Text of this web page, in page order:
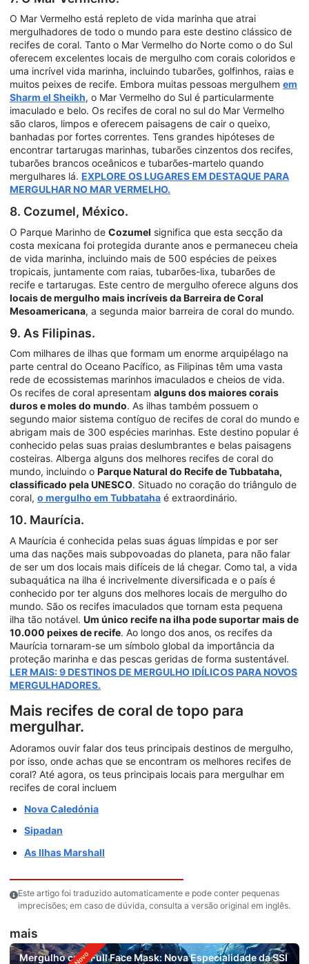
O Mar Vermelho está repleto de vida marinha que atrai
mergulhadores de todo o mundo para este destino clássico de
recifes de coral. Tanto o Mar Vermelho do Norte como o do Sul
oferecem excelentes locais de mergulho com corais coloridos e
uma incrível vida marinha, incluindo tubarões, golfinhos, raias e
muitos peixes de recife. Embora muitas pessoas mergulhem em
Sharm el Sheikh, o Mar Vermelho do Sul é particularmente
imaculado e belo. Os recifes de coral no sul do Mar Vermelho
são claros, limpos e oferecem paisagens de cair o queixo,
banhadas por fortes correntes. Tens grandes hipóteses de
encontrar tartarugas marinhas, tubarões cinzentos dos recifes,
tubarões brancos oceânicos e tubarões-martelo quando
mergulhares lá. EXPLORE OS LUGARES EM DESTAQUE PARA
MERGULHAR NO MAR VERMELHO.
8. Cozumel, México.
O Parque Marinho de Cozumel significa que esta secção da
costa mexicana foi protegida durante anos e permaneceu cheia
de vida marinha, incluindo mais de 500 espécies de peixes
tropicais, juntamente com raias, tubarões-lixa, tubarões de
recife e tartarugas. Este centro de mergulho oferece alguns dos
locais de mergulho mais incríveis da Barreira de Coral
Mesoamericana, a segunda maior barreira de coral do mundo.
9. As Filipinas.
Com milhares de ilhas que formam um enorme arquipélago na
parte central do Oceano Pacífico, as Filipinas têm uma vasta
rede de ecossistemas marinhos imaculados e cheios de vida.
Os recifes de coral apresentam alguns dos maiores corais
duros e moles do mundo. As ilhas também possuem o
segundo maior sistema contíguo de recifes de coral do mundo e
abrigam mais de 300 espécies marinhas. Este destino popular é
conhecido pelas suas praias deslumbrantes e belas paisagens
costeiras. Alberga alguns dos melhores recifes de coral do
mundo, incluindo o Parque Natural do Recife de Tubbataha,
classificado pela UNESCO. Situado no coração do triângulo de
coral, o mergulho em Tubbataha é extraordinário.
10. Maurícia.
A Maurícia é conhecida pelas suas águas límpidas e por ser
uma das nações mais subpovoadas do planeta, para não falar
de ser um dos locais mais difíceis de lá chegar. Como tal, a vida
subaquática na ilha é incrivelmente diversificada e o país é
conhecido por ter alguns dos melhores locais de mergulho do
mundo. São os recifes imaculados que tornam esta pequena
ilha tão notável. Um único recife na ilha pode suportar mais de
10.000 peixes de recife. Ao longo dos anos, os recifes da
Maurícia tornaram-se um símbolo global da importância da
proteção marinha e das pescas geridas de forma sustentável.
LER MAIS: 9 DESTINOS DE MERGULHO IDÍLICOS PARA NOVOS
MERGULHADORES.
Mais recifes de coral de topo para
mergulhar.
Adoramos ouvir falar dos teus principais destinos de mergulho,
por isso, onde achas que se encontram os melhores recifes de
coral? Até agora, os teus principais locais para mergulhar em
recifes de coral incluem
Nova Caledónia
Sipadan
As Ilhas Marshall
Este artigo foi traduzido automaticamente e pode conter pequenas
imprecisões; em caso de dúvida, consulta a versão original em inglês.
mais
Mergulho com Full Face Mask: Nova Especialidade da SSI